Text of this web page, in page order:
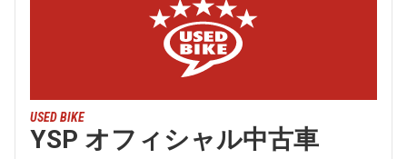
USED BIKE
YSP オフィシャル中古車